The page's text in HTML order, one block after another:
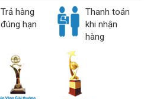
Trả hàng
đúng hạn
Thanh toán
khi nhận
hàng